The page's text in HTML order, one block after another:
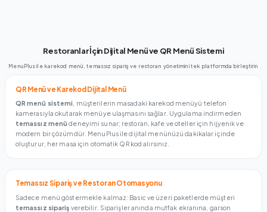
Restoranlar İçin Dijital Menü ve QR Menü Sistemi
MenuPlus ile karekod menü, temassız sipariş ve restoran yönetimini tek platformda birleştirin
QR Menü ve Karekod Dijital Menü
QR menü sistemi
, müşterilerin masadaki karekod menüyü telefon
kamerasıyla okutarak menüye ulaşmasını sağlar. Uygulama indirmeden
temassız menü deneyimi sunar; restoran, kafe ve oteller için hijyenik ve
modern bir çözümdür. MenuPlus ile dijital menünüzü dakikalar içinde
oluşturur, her masa için otomatik QR kod alırsınız.
Temassız Sipariş ve Restoran Otomasyonu
Sadece menü göstermekle kalmaz: Basic ve üzeri paketlerde müşteri
temassız sipariş verebilir. Siparişler anında mutfak ekranına, garson